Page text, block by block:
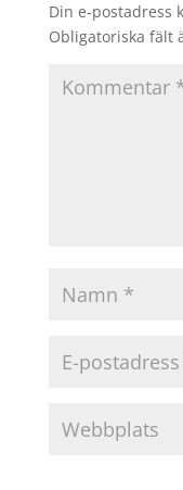
Din e-postadress
Obligatoriska fält